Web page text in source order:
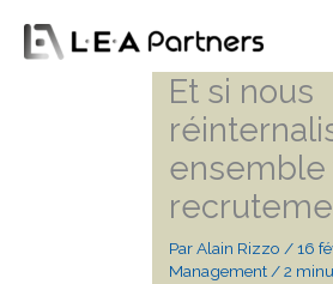
Et si nous
ensemble
ParAlain Rizzo /16
Management /2